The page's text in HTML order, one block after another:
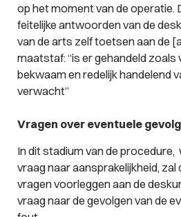
op het moment van de operatie.
feitelijke antwoorden van de
van de arts zelf toetsen aan de
maatstaf: “is er gehandeld zoals
bekwaam en redelijk handelend
verwacht”
Vragen over eventuele
In dit stadium van de
vraag naar aansprakelijkheid,
vragen voorleggen aan de
vraag naar de gevolgen van de